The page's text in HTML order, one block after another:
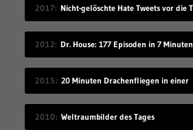
2017
2012 Dr. House: 177 Episoden in 7 Minuten
2015 20 Minuten Drachenfliegen in einer
2010 Weltraumbilder des Tages